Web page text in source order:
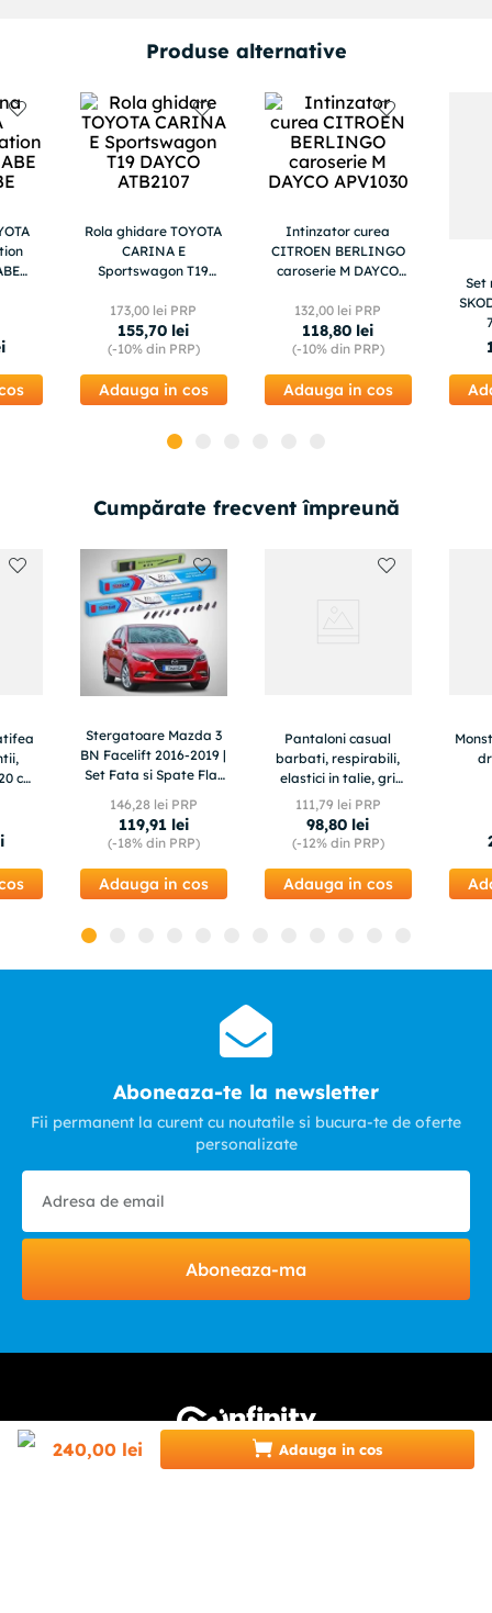
240,00 lei Adauga in cos
Produse alternative
Rola ghidare TOYOTA
CARINA E
Sportswagon T19
173,00 lei PRP
155,70 lei
(-10%din PRP)
Adauga in cos
Intinzator curea
CITROEN BERLINGO
caroserie M DAYCO
132,00 lei PRP
118,80 lei
(-10%din PRP)
Adauga in cos
Set
Cumpărate frecvent împreună
cm,
Stergatoare Mazda 3
BN Facelift 2016-2019 |
Set Fata si Spate Flat
146,28lei PRP
119,91 lei
(-18%din PRP)
Adauga in cos
Pantaloni casual
barbati, respirabili,
elastici in talie, gri
31W30L
111,79 lei PRP
98,80 lei
(-12%din PRP)
Adauga in cos
Aboneaza-te la newsletter
Fii permanent la curent cu noutatile si bucura-te de oferte
personalizate
Aboneaza-ma
HELP & CONTACT